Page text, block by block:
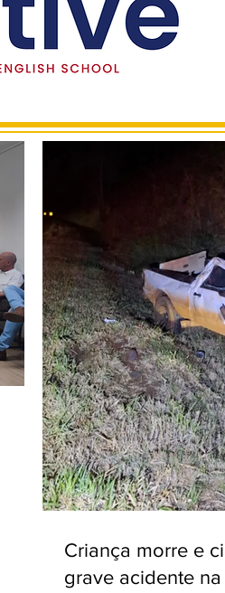
Criança morre e
grave acidente na